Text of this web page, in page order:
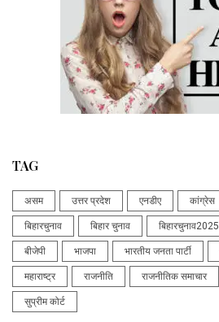
TAG
असम उत्तर प्रदेश एनडीए कांग्रेस
बिहारचुनाव बिहार चुनाव बिहारचुनाव2025
बीजेपी भाजपा भारतीय जनता पार्टी
महाराष्ट्र राजनीति राजनीतिक समाचार
सुप्रीम कोर्ट